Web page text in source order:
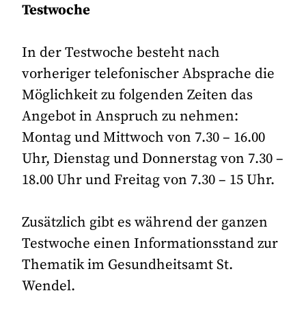
Testwoche
In der Testwoche besteht nach
vorheriger telefonischer Absprache die
Möglichkeit zu folgenden Zeiten das
Angebot in Anspruch zu nehmen:
Montag und Mittwoch von 7.30 – 16.00
Uhr, Dienstag und Donnerstag von 7.30 –
18.00 Uhr und Freitag von 7.30 – 15 Uhr.
Zusätzlich gibt es während der ganzen
Testwoche einen Informationsstand zur
Thematik im Gesundheitsamt St.
Wendel.